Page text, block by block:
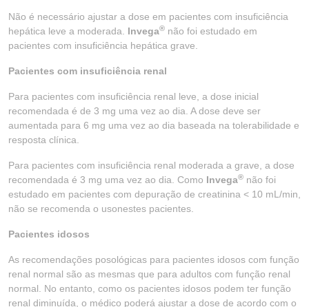
Não é necessário ajustar a dose em pacientes com insuficiência
hepática leve a moderada. Invega® não foi estudado em
pacientes com insuficiência hepática grave.
Pacientes com insuficiência renal
Para pacientes com insuficiência renal leve, a dose inicial
recomendada é de 3 mg uma vez ao dia. A dose deve ser
aumentada para 6 mg uma vez ao dia baseada na tolerabilidade e
resposta clínica.
Para pacientes com insuficiência renal moderada a grave, a dose
recomendada é 3 mg uma vez ao dia. Como Invega® não foi
estudado em pacientes com depuração de creatinina < 10 mL/min,
não se recomenda o usonestes pacientes.
Pacientes idosos
As recomendações posológicas para pacientes idosos com função
renal normal são as mesmas que para adultos com função renal
normal. No entanto, como os pacientes idosos podem ter função
renal diminuída, o médico poderá ajustar a dose de acordo com o